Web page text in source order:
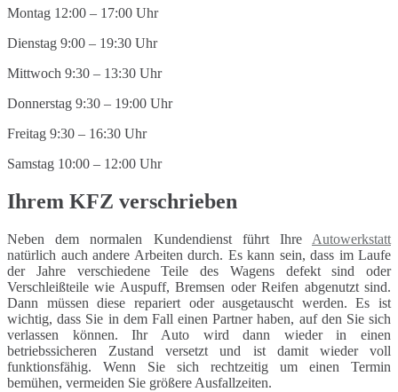
Montag 12:00 – 17:00 Uhr
Dienstag 9:00 – 19:30 Uhr
Mittwoch 9:30 – 13:30 Uhr
Donnerstag 9:30 – 19:00 Uhr
Freitag 9:30 – 16:30 Uhr
Samstag 10:00 – 12:00 Uhr
Ihrem KFZ verschrieben
Neben dem normalen Kundendienst führt Ihre Autowerkstatt
natürlich auch andere Arbeiten durch. Es kann sein, dass im Laufe
der Jahre verschiedene Teile des Wagens defekt sind oder
Verschleißteile wie Auspuff, Bremsen oder Reifen abgenutzt sind.
Dann müssen diese repariert oder ausgetauscht werden. Es ist
wichtig, dass Sie in dem Fall einen Partner haben, auf den Sie sich
verlassen können. Ihr Auto wird dann wieder in einen
betriebssicheren Zustand versetzt und ist damit wieder voll
funktionsfähig. Wenn Sie sich rechtzeitig um einen Termin
bemühen, vermeiden Sie größere Ausfallzeiten.